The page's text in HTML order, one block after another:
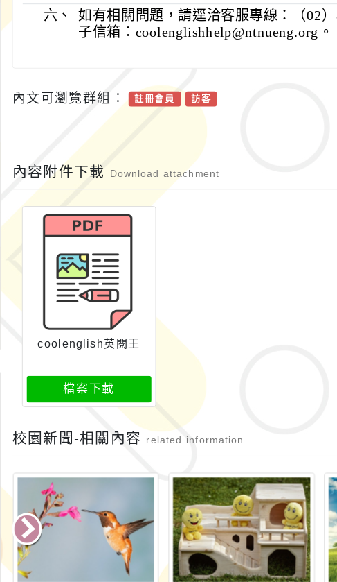
六、
如有相關問題，請逕洽客服專線：（02
子信箱：coolenglishhelp@ntnueng.org。
內文可瀏覽群組： 註冊會員 訪客
內容附件下載 Download attachment
coolenglish英閱王
檔案下載
校園新聞-相關內容 related information